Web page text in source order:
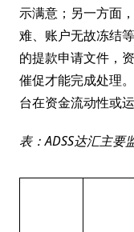
示满意；另一方面
难、账户无故冻结
的提款申请文件，
催促才能完成处理
台在资金流动性或
表：ADSS达汇主要